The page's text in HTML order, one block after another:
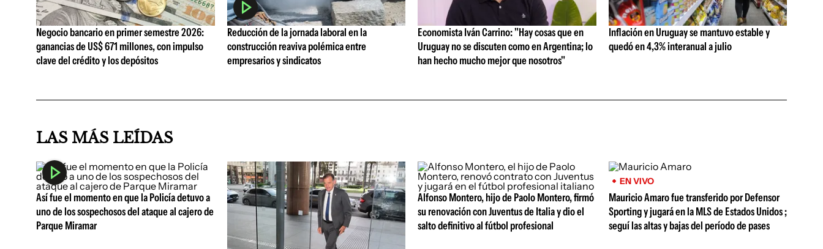
Negocio bancario en primer semestre 2026:
ganancias de US$ 671 millones, con impulso
clave del crédito y los depósitos
Reducción de la jornada laboral en la
construcción reaviva polémica entre
empresarios y sindicatos
Economista Iván Carrino: "Hay cosas que en
Uruguay no se discuten como en Argentina; lo
han hecho mucho mejor que nosotros"
Inflación en Uruguay se mantuvo estable y
quedó en 4,3% interanual a julio
LAS MÁS LEÍDAS
Así fue el momento en que la Policía detuvo a
uno de los sospechosos del ataque al cajero de
Parque Miramar
Alfonso Montero, hijo de Paolo Montero, firmó
su renovación con Juventus de Italia y dio el
salto definitivo al fútbol profesional
EN VIVO
Mauricio Amaro fue transferido por Defensor
Sporting y jugará en la MLS de Estados Unidos ;
seguí las altas y bajas del período de pases